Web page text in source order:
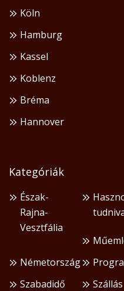
Köln
Hamburg
Kassel
Koblenz
Bréma
Hannover
Kategóriák
Észak-
Rajna-
Vesztfália
Németország
Szabadidő
Szállás